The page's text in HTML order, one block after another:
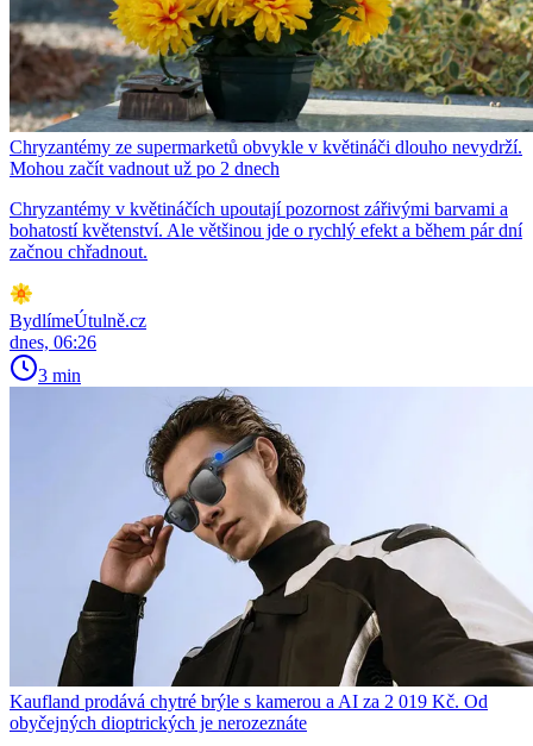
Chryzantémy ze supermarketů obvykle v květináči dlouho nevydrží.
Mohou začít vadnout už po 2 dnech
Chryzantémy v květináčích upoutají pozornost zářivými barvami a
bohatostí květenství. Ale většinou jde o rychlý efekt a během pár dní
začnou chřadnout.
BydlímeÚtulně.cz
dnes, 06:26
3 min
Kaufland prodává chytré brýle s kamerou a AI za 2 019 Kč. Od
obyčejných dioptrických je nerozeznáte